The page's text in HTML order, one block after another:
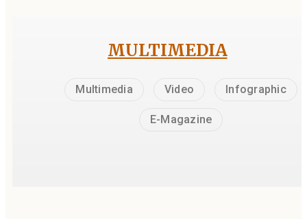
MULTIMEDIA
Multimedia Video Infographic
E-Magazine